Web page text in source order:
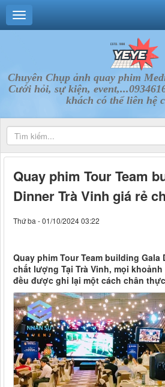
Chuyên Chụp ảnh quay phim
Cưới hỏi, sự kiện,
khách có thể liên hệ
Quay phim Tour Team
Dinner Trà Vinh giá rẻ
Thứ ba - 01/10/2024 03:22
Quay phim Tour Team building Gala
chất lượng Tại Trà Vinh, mọi
đều được ghi lại một cách chân